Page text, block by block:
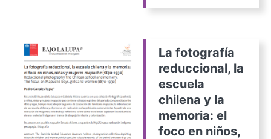
La fotografía
reduccional, la
escuela
chilena y la
memoria: el
foco en niños,